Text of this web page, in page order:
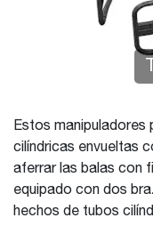
Estos manipuladores
cilíndricas envueltas
aferrar las balas con
equipado con dos
hechos de tubos